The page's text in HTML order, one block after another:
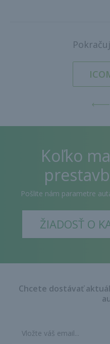
Koľko
Pošlite nám parametre
ŽIADOSŤ O
Chcete dostávať